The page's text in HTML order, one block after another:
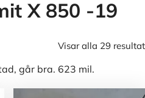
X 850 -19
Visar alla 29 resultat
går bra. 623 mil.